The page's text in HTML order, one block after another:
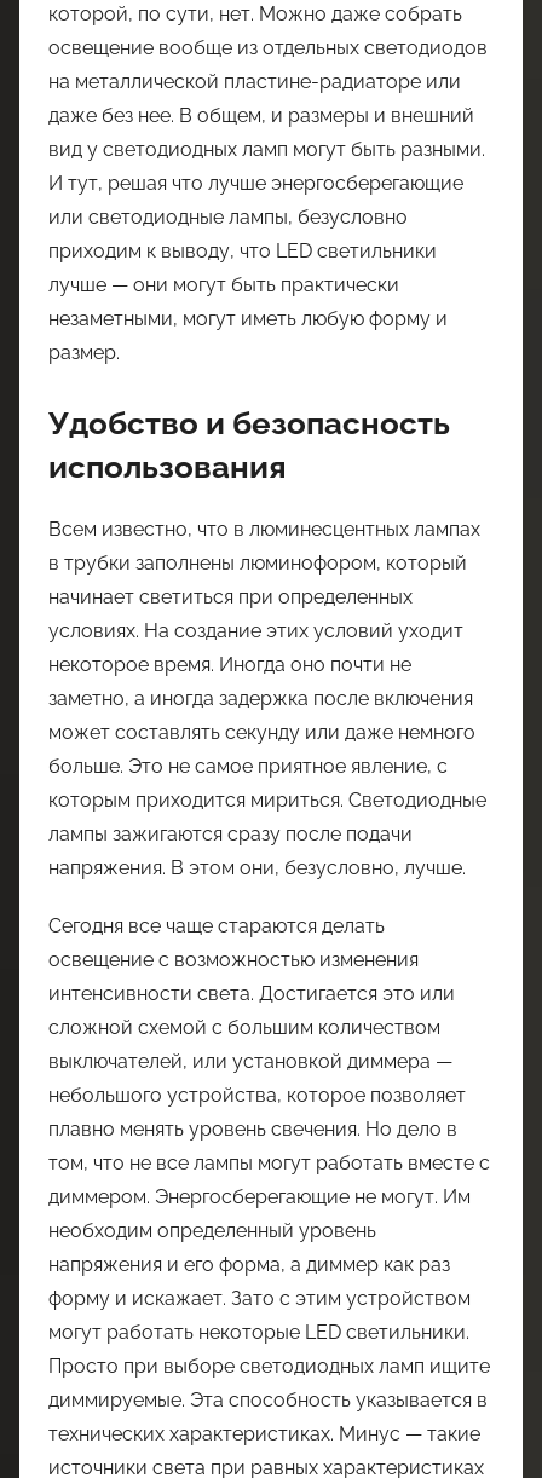
которой, по сути, нет. Можно даже собрать
освещение вообще из отдельных светодиодов
на металлической пластине-радиаторе или
даже без нее. В общем, и размеры и внешний
вид у светодиодных ламп могут быть разными.
И тут, решая что лучше энергосберегающие
или светодиодные лампы, безусловно
приходим к выводу, что LED светильники
лучше — они могут быть практически
незаметными, могут иметь любую форму и
размер.
Удобство и безопасность
использования
Всем известно, что в люминесцентных лампах
в трубки заполнены люминофором, который
начинает светиться при определенных
условиях. На создание этих условий уходит
некоторое время. Иногда оно почти не
заметно, а иногда задержка после включения
может составлять секунду или даже немного
больше. Это не самое приятное явление, с
которым приходится мириться. Светодиодные
лампы зажигаются сразу после подачи
напряжения. В этом они, безусловно, лучше.
Сегодня все чаще стараются делать
освещение с возможностью изменения
интенсивности света. Достигается это или
сложной схемой с большим количеством
выключателей, или установкой диммера —
небольшого устройства, которое позволяет
плавно менять уровень свечения. Но дело в
том, что не все лампы могут работать вместе с
диммером. Энергосберегающие не могут. Им
необходим определенный уровень
напряжения и его форма, а диммер как раз
форму и искажает. Зато с этим устройством
могут работать некоторые LED светильники.
Просто при выборе светодиодных ламп ищите
диммируемые. Эта способность указывается в
технических характеристиках. Минус — такие
источники света при равных характеристиках